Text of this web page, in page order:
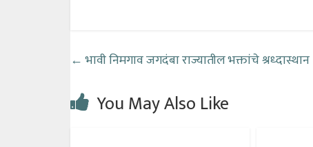
← भावी निमगाव जगदंबा राज्यातील भक्तांचे श्रध्दास्थान
You May Also Like